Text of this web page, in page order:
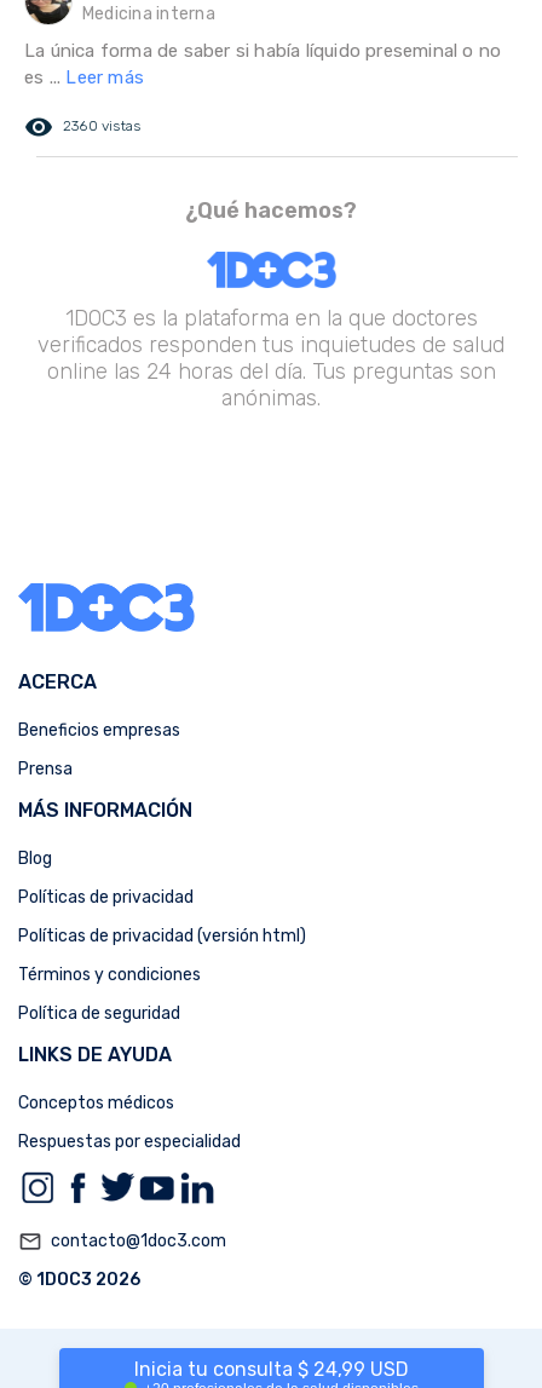
Medicina interna
La única forma de saber si había líquido preseminal o no
es ... Leer más
remove_red_eye 2360 vistas
¿Qué hacemos?
1DOC3 es la plataforma en la que doctores
verificados responden tus inquietudes de salud
online las 24 horas del día. Tus preguntas son
anónimas.
Inicia tu consulta $ 24,99 USD
ACERCA
Beneficios empresas
Prensa
MÁS INFORMACIÓN
Blog
Políticas de privacidad
Políticas de privacidad (versión html)
Términos y condiciones
Política de seguridad
LINKS DE AYUDA
Conceptos médicos
Respuestas por especialidad
mail_outline contacto@1doc3.com
© 1DOC3 2026